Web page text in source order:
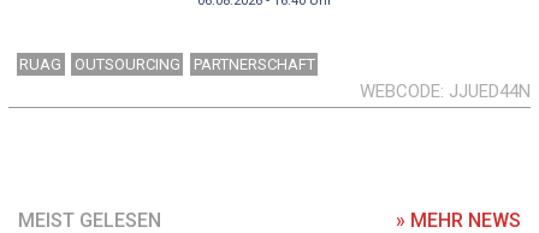
RUAG OUTSOURCING PARTNERSCHAFT
WEBCODE JJUED44N
MEIST GELESEN » MEHR NEWS